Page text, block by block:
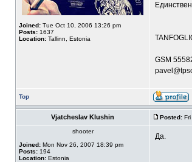
Joined: Tue Oct 10, 2006 13:26 pm
Posts: 1637
Location: Tallinn, Estonia
GSM
Top
Vjatcheslav Klushin Posted:
shooter
Joined: Mon Nov 26, 2007 18:39 pm
Posts: 194
Location: Estonia
Да.